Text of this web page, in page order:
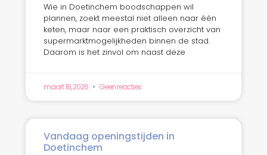
Wie in Doetinchem boodschappen wil
plannen, zoekt meestal niet alleen naar één
keten, maar naar een praktisch overzicht van
supermarktmogelijkheden binnen de stad.
Daarom is het zinvol om naast deze
maart 18, 2026 Geen reacties
Vandaag openingstijden in
Doetinchem